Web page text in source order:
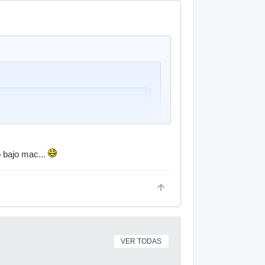
he visto por internet. Y cuánto irán a
bajo mac...
VER TODAS